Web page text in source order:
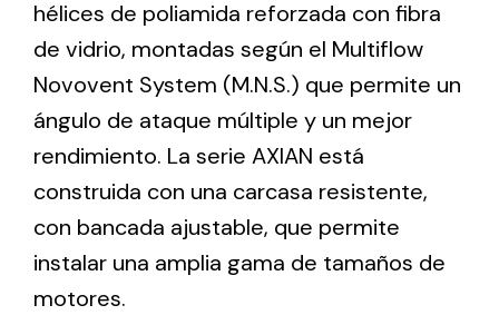
Ventilation
The incorporation of Novovent into the group
meant a greater offer of ventilation products for
different uses
hélices de poliamida reforzada con fibra
de vidrio, montadas según el Multiflow
Novovent System (M.N.S.) que permite un
ángulo de ataque múltiple y un mejor
rendimiento. La serie AXIAN está
construida con una carcasa resistente,
con bancada ajustable, que permite
instalar una amplia gama de tamaños de
motores.